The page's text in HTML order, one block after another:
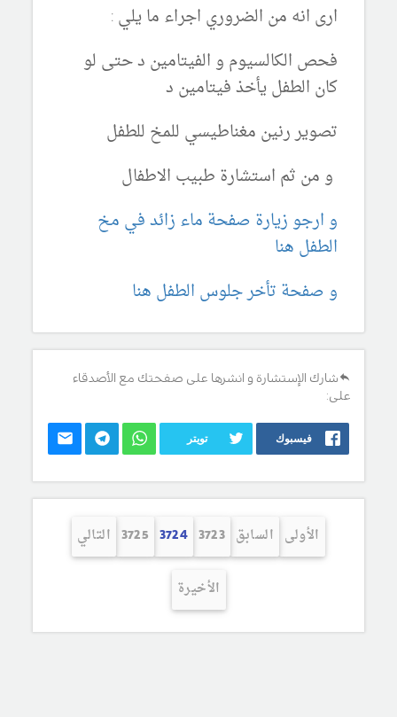
ارى انه من الضروري اجراء ما يلي :
فحص الكالسيوم و الفيتامين د حتى لو
كان الطفل يأخذ فيتامين د
تصوير رنين مغناطيسي للمخ للطفل
و من ثم استشارة طبيب الاطفال
و ارجو زيارة صفحة ماء زائد في مخ
الطفل هنا
و صفحة تأخر جلوس الطفل هنا
شارك الإستشارة و انشرها على صفحتك مع الأصدقاء
على:
فيسبوك تويتر
الأولى السابق 3723
3724
3725 التالي
الأخيرة